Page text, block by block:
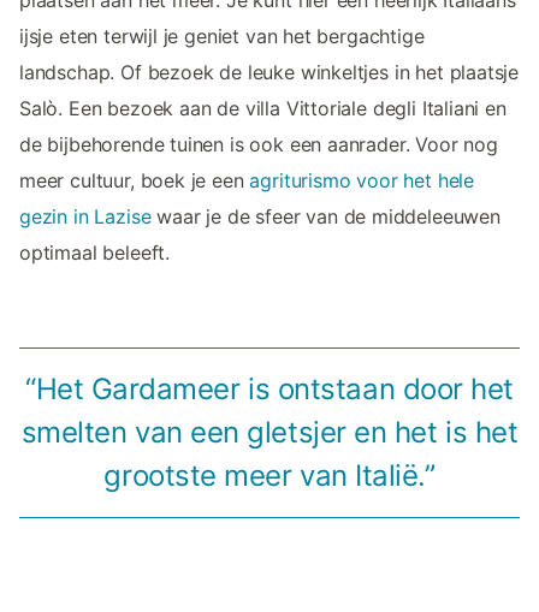
ijsje eten terwijl je geniet van het bergachtige
landschap. Of bezoek de leuke winkeltjes in het plaatsje
Salò. Een bezoek aan de villa Vittoriale degli Italiani en
de bijbehorende tuinen is ook een aanrader. Voor nog
meer cultuur, boek je eenagriturismo voor het hele
gezin in Lazisewaar je de sfeer van de middeleeuwen
optimaal beleeft.
“Het Gardameer is ontstaan door het
smelten van een gletsjer en het is het
grootste meer van Italië.”